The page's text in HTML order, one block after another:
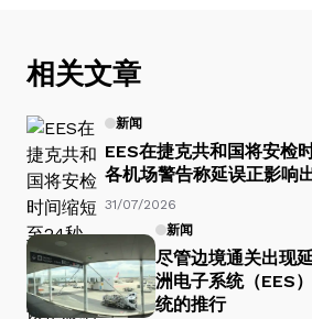
相关文章
新闻
EES在捷克共和国将安检
各机场警告称延误正影响
31/07/2026
新闻
尽管边境通关出现
洲电子系统（EES
统的推行